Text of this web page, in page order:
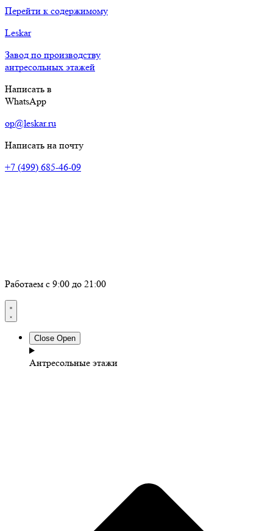
Перейти к содержимому
Leskar
Завод по производству
антресольных этажей
Написать в
WhatsApp
op@leskar.ru
Написать на почту
+7 (499) 685-46-09
Работаем с 9:00 до 21:00
Close Open
Антресольные этажи